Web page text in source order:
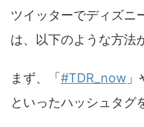
ツイッターでディズニ
は、以下のような方法
まず、「 #TDR_now 」
といったハッシュタグ